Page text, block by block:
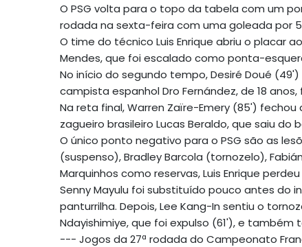
O PSG volta para o topo da tabela com um
rodada na sexta-feira com uma goleada por 5
O time do técnico Luis Enrique abriu o placar
Mendes, que foi escalado como ponta-
No início do segundo tempo, Desiré Doué
campista espanhol Dro Fernández, de 18
Na reta final, Warren Zaïre-Emery (85')
zagueiro brasileiro Lucas Beraldo, que saiu
O único ponto negativo para o PSG são as
(suspenso), Bradley Barcola (tornozelo),
Marquinhos como reservas, Luis Enrique
Senny Mayulu foi substituído pouco antes do
panturrilha. Depois, Lee Kang-In sentiu o
Ndayishimiye, que foi expulso (61'), e também
--- Jogos da 27ª rodada do Campeonato